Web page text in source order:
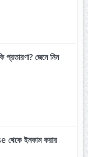
প্রতারণা? জেনে নিন
থেকে ইনকাম করার